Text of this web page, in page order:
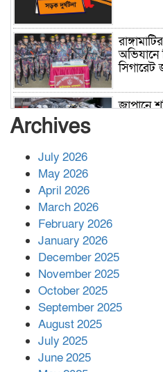
অভিযানে
সিগারেট
জাপানে
পর ফোন
Archives
July 2026
May 2026
April 2026
March 2026
February 2026
January 2026
December 2025
November 2025
October 2025
September 2025
August 2025
July 2025
June 2025